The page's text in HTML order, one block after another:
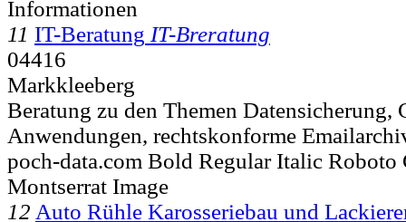
Informationen
11 IT-Beratung IT-Breratung
04416
Markkleeberg
Beratung zu den Themen Datensicherung,
Anwendungen, rechtskonforme
poch-data.com Bold Regular Italic Roboto
Montserrat Image
12 Auto Rühle Karosseriebau und